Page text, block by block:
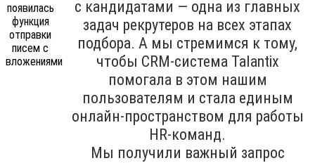
с кандидатами — одна из главных
задач рекрутеров на всех этапах
подбора. А мы стремимся к тому,
чтобы CRM-система Talantix
помогала в этом нашим
пользователям и стала единым
онлайн-пространством для работы
HR-команд.
Мы получили важный запрос